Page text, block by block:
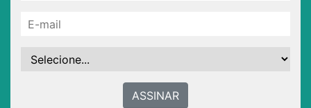
ASSINAR